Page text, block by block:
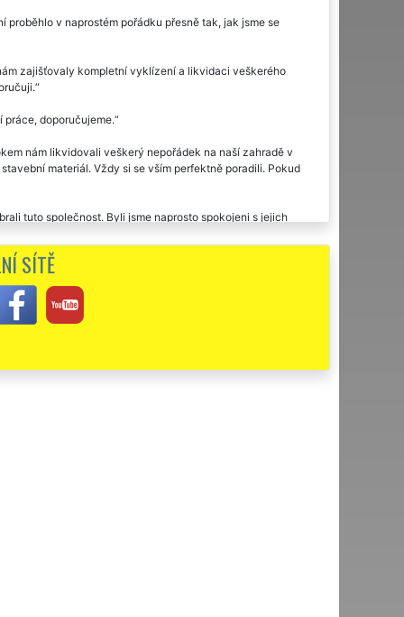
v naprostém pořádku přesně tak, jak jsme se
zajišťovaly kompletní vyklízení a likvidaci veškerého
doporučujeme.
nám likvidovali veškerý nepořádek na naší zahradě v
materiál. Vždy si se vším perfektně poradili. Pokud
tuto společnost. Byli jsme naprosto spokojeni s jejich
v Jílovém. Moc se mi líbilo, že jste odvezli a zlikvidovali
SÍTĚ